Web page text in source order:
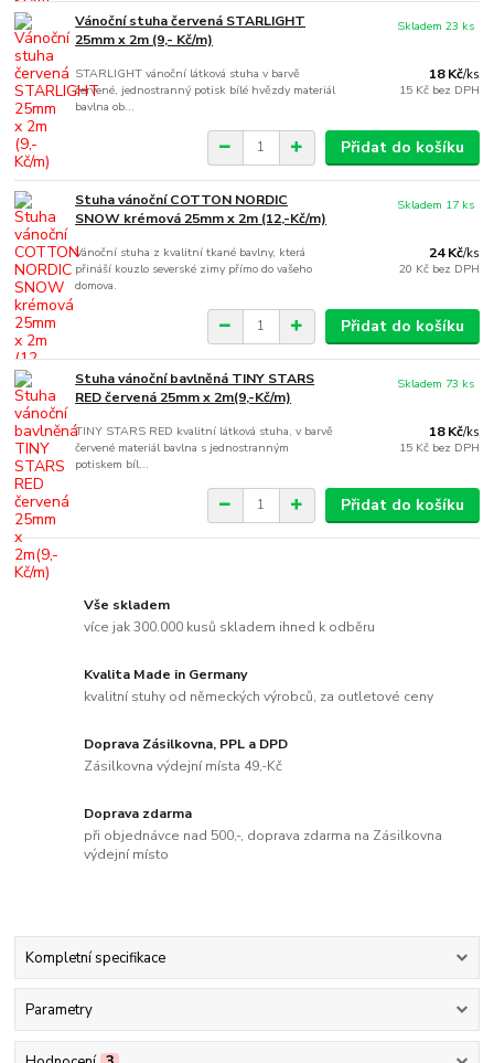
Vánoční stuha červená STARLIGHT
25mm x 2m (9,- Kč/m)
STARLIGHT vánoční látková stuha v barvě
červené, jednostranný potisk bílé hvězdy materiál
bavlna ob...
18 Kč/ks
15 Kč bez DPH
Skladem 23 ks
Přidat do košíku
Stuha vánoční COTTON NORDIC
SNOW krémová 25mm x 2m (12,-Kč/m)
Vánoční stuha z kvalitní tkané bavlny, která
přináší kouzlo severské zimy přímo do vašeho
domova.
24 Kč/ks
20 Kč bez DPH
Skladem 17 ks
Přidat do košíku
Stuha vánoční bavlněná TINY STARS
RED červená 25mm x 2m(9,-Kč/m)
TINY STARS RED kvalitní látková stuha, v barvě
červené materiál bavlna s jednostranným
potiskem bíl...
18 Kč/ks
15 Kč bez DPH
Skladem 73 ks
Přidat do košíku
Vše skladem
více jak 300.000 kusů skladem ihned k odběru
Kvalita Made in Germany
kvalitní stuhy od německých výrobců, za outletové ceny
Doprava Zásilkovna, PPL a DPD
Zásilkovna výdejní místa 49,-Kč
Doprava zdarma
při objednávce nad 500,-, doprava zdarma na Zásilkovna
výdejní místo
Kompletní specifikace
Parametry